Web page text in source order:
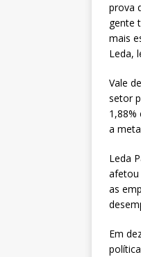
prova
gente
mais
Leda,
Vale
setor
a
Leda
afetou
as
Em